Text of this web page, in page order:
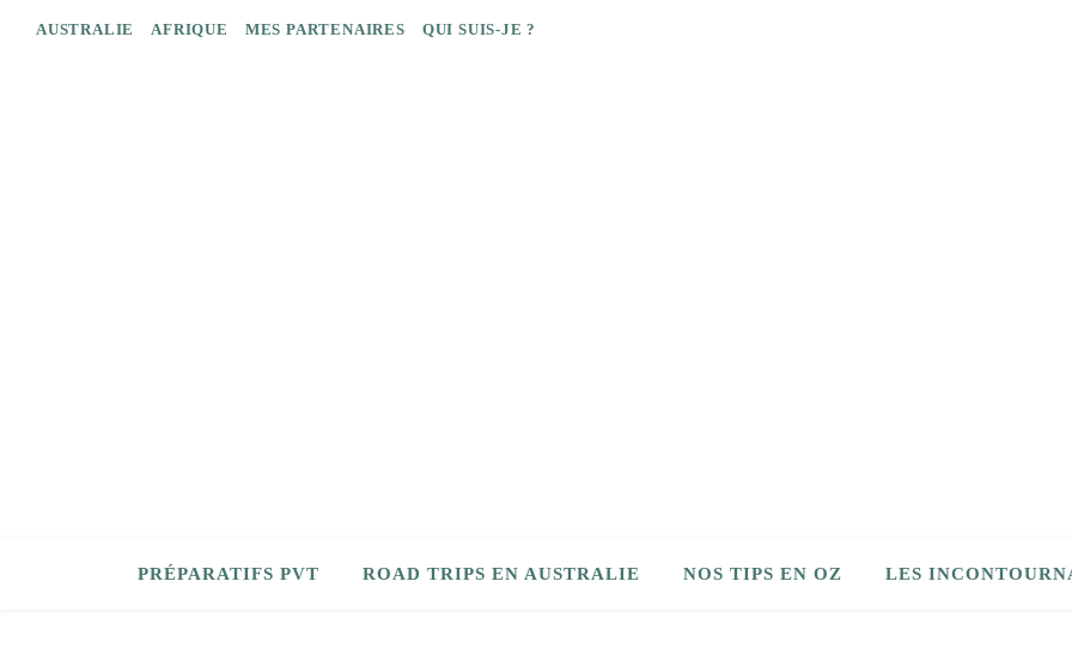
AUSTRALIE AFRIQUE MES PARTENAIRES QUI SUIS-JE ?
PRÉPARATIFS PVT ROAD TRIPS EN AUSTRALIE NOS TIPS EN OZ LES